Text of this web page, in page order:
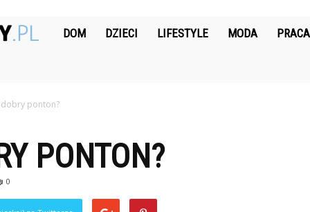
Nagrodobiorcy.pl
DOM DZIECI LIFESTYLE MODA PRACA
dobry ponton?
PONTON?
0